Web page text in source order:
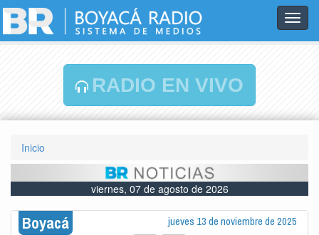
RADIO EN VIVO
Inicio
viernes, 07 de agosto de 2026
Boyacá jueves 13 de noviembre de 2025